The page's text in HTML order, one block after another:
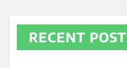
RECENT